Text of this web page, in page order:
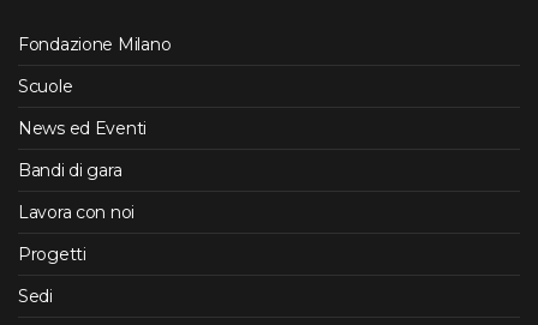
Fondazione Milano
Scuole
News ed Eventi
Bandi di gara
Lavora con noi
Progetti
Sedi